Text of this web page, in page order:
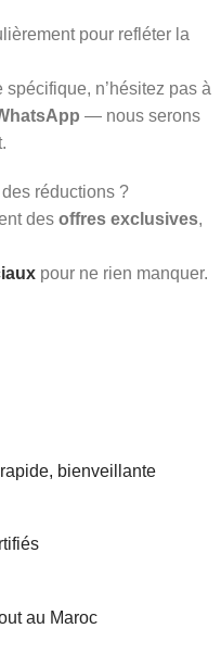
pour refléter la
n’hésitez pas à
— nous serons
réductions ?
des offres exclusives,
pour ne rien manquer.
bienveillante
au Maroc